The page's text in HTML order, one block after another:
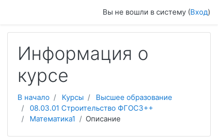
Вы не вошли в систему (Вход)
Информация о
курсе
В начало Курсы
Высшее образование
08.03.01 Строительство ФГОС3++
Математика1
Описание